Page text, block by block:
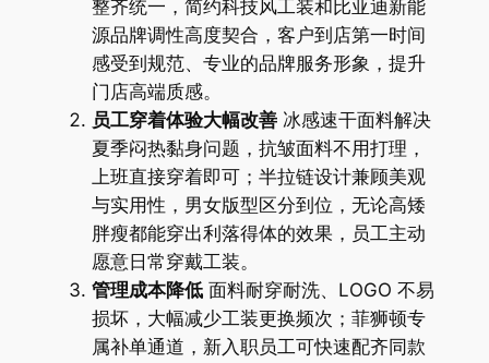
整齐统一，简约科技风工装和比亚迪新能
源品牌调性高度契合，客户到店第一时间
感受到规范、专业的品牌服务形象，提升
门店高端质感。
员工穿着体验大幅改善冰感速干面料解决
夏季闷热黏身问题，抗皱面料不用打理，
上班直接穿着即可；半拉链设计兼顾美观
与实用性，男女版型区分到位，无论高矮
胖瘦都能穿出利落得体的效果，员工主动
愿意日常穿戴工装。
管理成本降低面料耐穿耐洗、LOGO 不易
损坏，大幅减少工装更换频次；菲狮顿专
属补单通道，新入职员工可快速配齐同款